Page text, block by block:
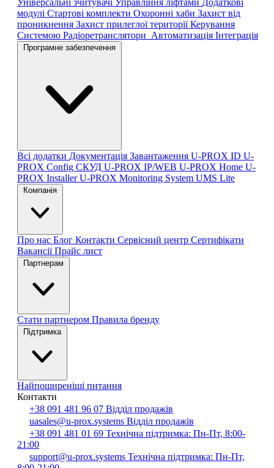
Універсальні зчитувачі Управління ліфтами Додаткові
модулі Стартові комплекти Охоронні хаби Захист від
проникнення Захист прилеглої територіїКерування
Системою Радіоретранслятори Автоматизація Інтеграція
Програмне забезпечення
Всі додатки Документація Завантаження U-PROX ID U-
PROX Config СКУД U-PROX IP/WEB U-PROX Home U-
PROX InstallerU-PROX Monitoring System UMS Lite
Компанія
Про нас Блог Контакти Сервісний центр Сертифікати
ВакансіїПрайс лист
Партнерам
Стати партнером Правила бренду
Підтримка
Найпоширеніші питання
Контакти
+38 091 481 96 07 Відділ продажів
uasales@u-prox.systems Відділ продажів
+38 091 481 01 69 Технічна підтримка: Пн-Пт, 8:00-
21:00
support@u-prox.systems Технічна підтримка: Пн-Пт,